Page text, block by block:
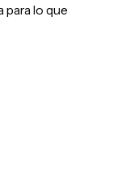
para lo que